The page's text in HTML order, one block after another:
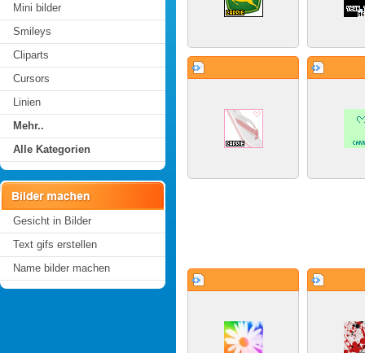
Mini bilder
Smileys
Cliparts
Cursors
Linien
Mehr..
Alle Kategorien
Gesicht in Bilder
Text gifs erstellen
Name bilder machen